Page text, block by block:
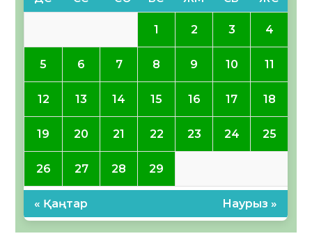
1 2 3 4
5 6 7 8 9 10 11
12 13 14 15 16 17 18
19 20 21 22 23 24 25
26 27 28 29
« Қаңтар Наурыз »